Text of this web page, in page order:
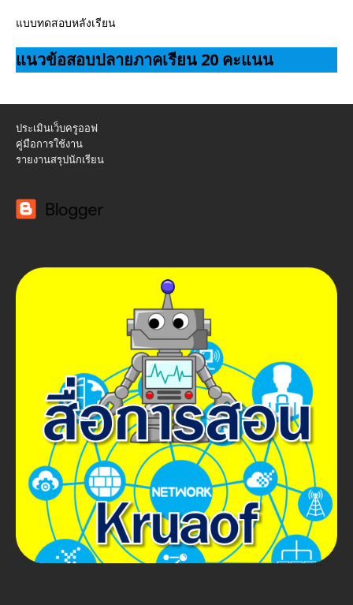
แบบทดสอบหลังเรียน
แนวข้อสอบปลายภาคเรียน 20 คะแนน
ประเมินเว็บครูออฟ
คู่มือการใช้งาน
รายงานสรุปนักเรียน